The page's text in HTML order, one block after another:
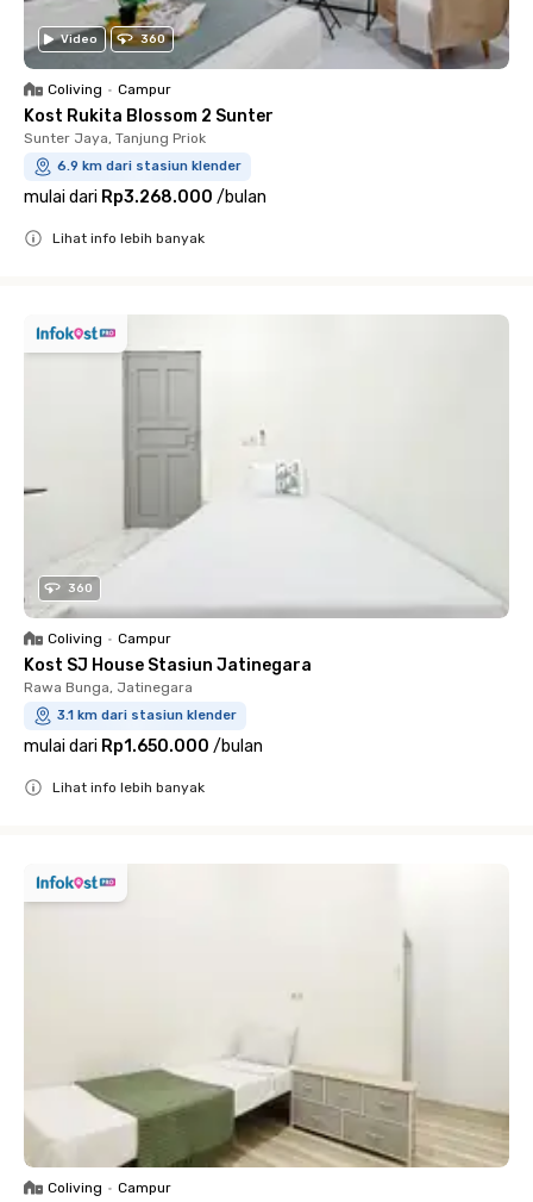
Video 360
Coliving • Campur
Kost Rukita Blossom 2 Sunter
Sunter Jaya, Tanjung Priok
6.9 km dari stasiun klender
mulai dari Rp3.268.000 /bulan
Lihat info lebih banyak
360
Coliving • Campur
Kost SJ House Stasiun Jatinegara
Rawa Bunga, Jatinegara
3.1 km dari stasiun klender
mulai dari Rp1.650.000 /bulan
Lihat info lebih banyak
Coliving • Campur